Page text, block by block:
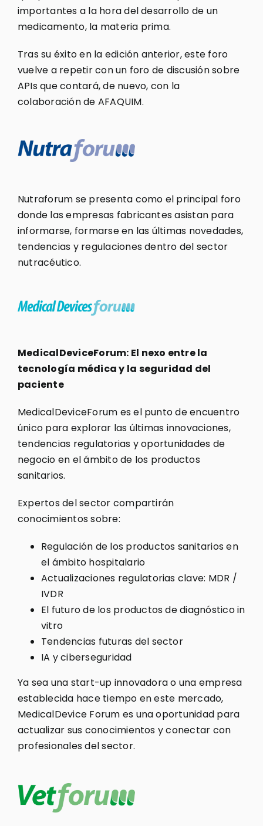
importantes a la hora del desarrollo de un
medicamento, la materia prima.
Tras su éxito en la edición anterior, este foro
vuelve a repetir con un foro de discusión sobre
APIs que contará, de nuevo, con la
colaboración de AFAQUIM.
Nutraforum se presenta como el principal foro
donde las empresas fabricantes asistan para
informarse, formarse en las últimas novedades,
tendencias y regulaciones dentro del sector
nutracéutico.
MedicalDeviceForum: El nexo entre la
tecnología médica y la seguridad del
paciente
MedicalDeviceForum es el punto de encuentro
único para explorar las últimas innovaciones,
tendencias regulatorias y oportunidades de
negocio en el ámbito de los productos
sanitarios.
Expertos del sector compartirán
conocimientos sobre:
Regulación de los productos sanitarios en
el ámbito hospitalario
Actualizaciones regulatorias clave: MDR /
IVDR
El futuro de los productos de diagnóstico in
vitro
Tendencias futuras del sector
IA y ciberseguridad
Ya sea una start-up innovadora o una empresa
establecida hace tiempo en este mercado,
MedicalDevice Forum es una oportunidad para
actualizar sus conocimientos y conectar con
profesionales del sector.